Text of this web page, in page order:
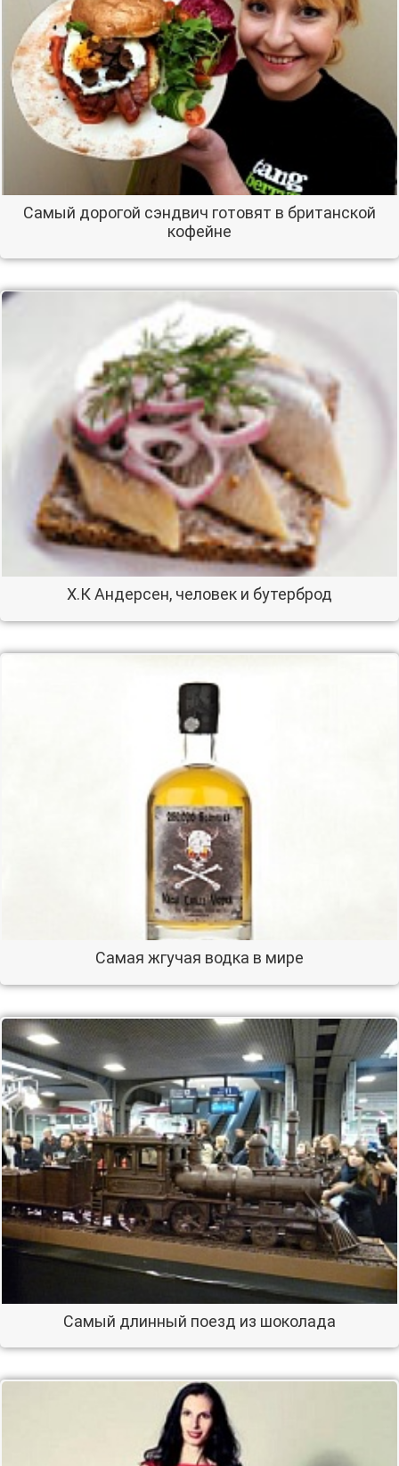
Самый дорогой сэндвич готовят в британской
кофейне
Х.К Андерсен, человек и бутерброд
Самая жгучая водка в мире
Самый длинный поезд из шоколада